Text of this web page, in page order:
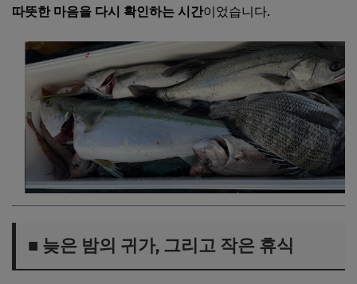
따뜻한 마음을 다시 확인하는 시간이었습니다.
■ 늦은 밤의 귀가, 그리고 작은 휴식